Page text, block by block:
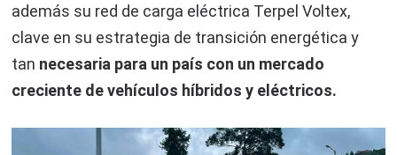
además su red de carga eléctrica Terpel Voltex,
clave en su estrategia de transición energética y
tan necesaria para un país con un mercado
creciente de vehículos híbridos y eléctricos.